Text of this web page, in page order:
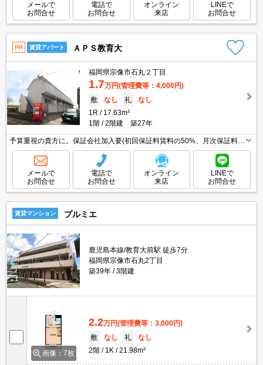
メールで
お問合せ
電話で
お問合せ
オンライン
来店
LINEで
お問合せ
PR 賃貸アパート ＡＰＳ教育大
福岡県宗像市石丸２丁目
1.7万円(管理費等：4,000円)
敷
なし 礼
なし
1R
17.63m²
1階
2階建 築27年
予算重視の貴方に。保証会社加入要(初回保証料賃料の50%、月次保証料
1%)。
メールで
お問合せ
電話で
お問合せ
オンライン
来店
LINEで
お問合せ
賃貸マンション プルミエ
鹿児島本線/教育大前駅 徒歩7分
福岡県宗像市石丸2丁目
築39年
3階建
画像：7枚
2.2万円(管理費等：3,000円)
敷
なし 礼
なし
2階
1K 21.98m²